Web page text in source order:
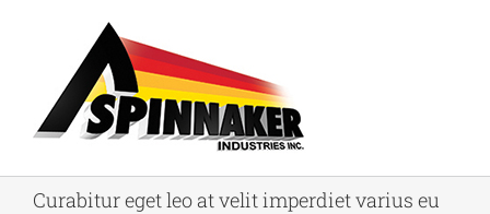
Curabitur eget leo at velit imperdiet varius eu